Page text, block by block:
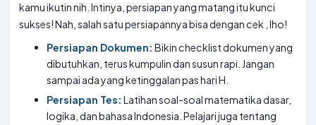
kamu ikutin nih. Intinya, persiapan yang matang itu kunci
sukses! Nah, salah satu persiapannya bisa dengan cek , lho!
Persiapan Dokumen: Bikin checklist dokumen yang
dibutuhkan, terus kumpulin dan susun rapi. Jangan
sampai ada yang ketinggalan pas hari H.
Persiapan Tes: Latihan soal-soal matematika dasar,
logika, dan bahasa Indonesia. Pelajari juga tentang